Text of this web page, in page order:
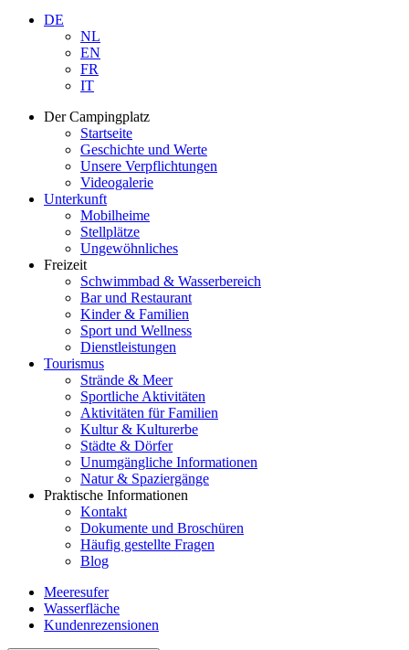
DE
NL
EN
FR
IT
Der Campingplatz
Startseite
Geschichte und Werte
Unsere Verpflichtungen
Videogalerie
Unterkunft
Mobilheime
Stellplätze
Ungewöhnliches
Freizeit
Schwimmbad & Wasserbereich
Bar und Restaurant
Kinder & Familien
Sport und Wellness
Dienstleistungen
Tourismus
Strände & Meer
Sportliche Aktivitäten
Aktivitäten für Familien
Kultur & Kulturerbe
Städte & Dörfer
Unumgängliche Informationen
Natur & Spaziergänge
Praktische Informationen
Kontakt
Dokumente und Broschüren
Häufig gestellte Fragen
Blog
Meeresufer
Wasserfläche
Kundenrezensionen